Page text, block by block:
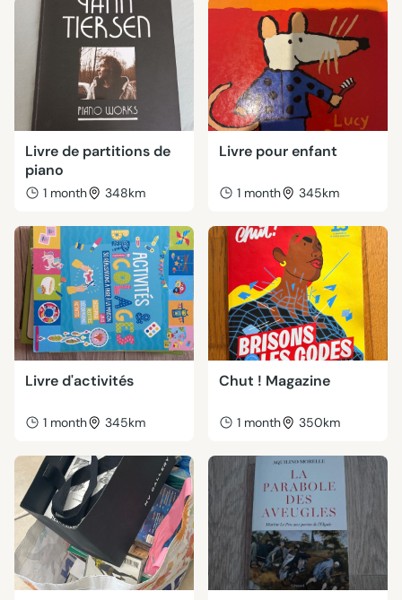
Livre de partitions de
piano
1 month 348km
Livre pour enfant
1 month 345km
Livre d'activités
1 month 345km
Chut ! Magazine
1 month 350km